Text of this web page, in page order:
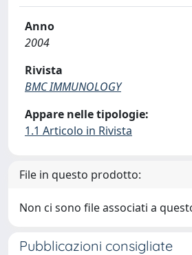
Anno
2004
Rivista
BMC IMMUNOLOGY
Appare nelle tipologie:
1.1 Articolo in Rivista
File in questo prodotto:
Non ci sono file associati a
Pubblicazioni consigliate